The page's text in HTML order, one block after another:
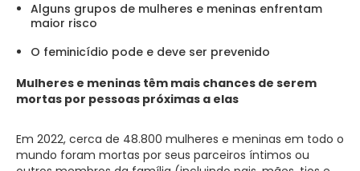
Alguns grupos de mulheres e meninas enfrentam
maior risco
O feminicídio pode e deve ser prevenido
Mulheres e meninas têm mais chances de serem
mortas por pessoas próximas a elas
Em 2022, cerca de 48.800 mulheres e meninas em todo o
mundo foram mortas por seus parceiros íntimos ou